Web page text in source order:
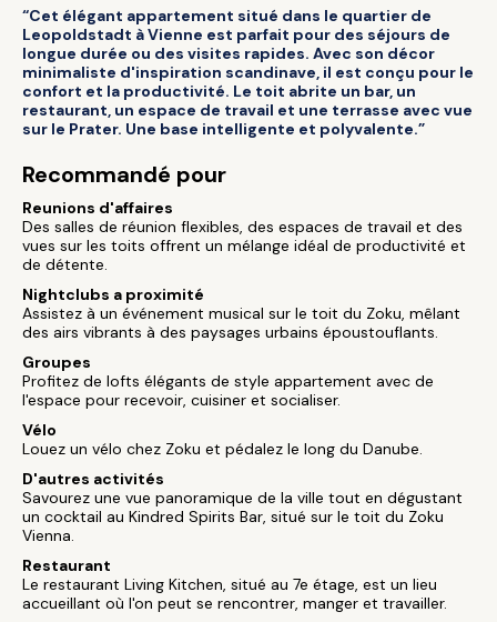
“Cet élégant appartement situé dans le quartier de
Leopoldstadt à Vienne est parfait pour des séjours de
longue durée ou des visites rapides. Avec son décor
minimaliste d'inspiration scandinave, il est conçu pour le
confort et la productivité. Le toit abrite un bar, un
restaurant, un espace de travail et une terrasse avec vue
sur le Prater. Une base intelligente et polyvalente.”
Recommandé pour
Reunions d'affaires
Des salles de réunion flexibles, des espaces de travail et des
vues sur les toits offrent un mélange idéal de productivité et
de détente.
Nightclubs a proximité
Assistez à un événement musical sur le toit du Zoku, mêlant
des airs vibrants à des paysages urbains époustouflants.
Groupes
Profitez de lofts élégants de style appartement avec de
l'espace pour recevoir, cuisiner et socialiser.
Vélo
Louez un vélo chez Zoku et pédalez le long du Danube.
D'autres activités
Savourez une vue panoramique de la ville tout en dégustant
un cocktail au Kindred Spirits Bar, situé sur le toit du Zoku
Vienna.
Restaurant
Le restaurant Living Kitchen, situé au 7e étage, est un lieu
accueillant où l'on peut se rencontrer, manger et travailler.